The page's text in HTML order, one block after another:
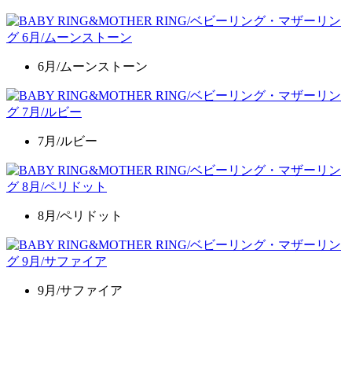
6月/ムーンストーン
7月/ルビー
8月/ペリドット
9月/サファイア